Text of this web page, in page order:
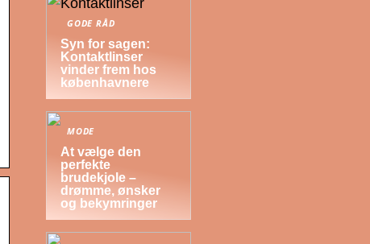
GODE RÅD
Syn for sagen:
Kontaktlinser
vinder frem hos
københavnere
MODE
At vælge den
perfekte
brudekjole –
drømme, ønsker
og bekymringer